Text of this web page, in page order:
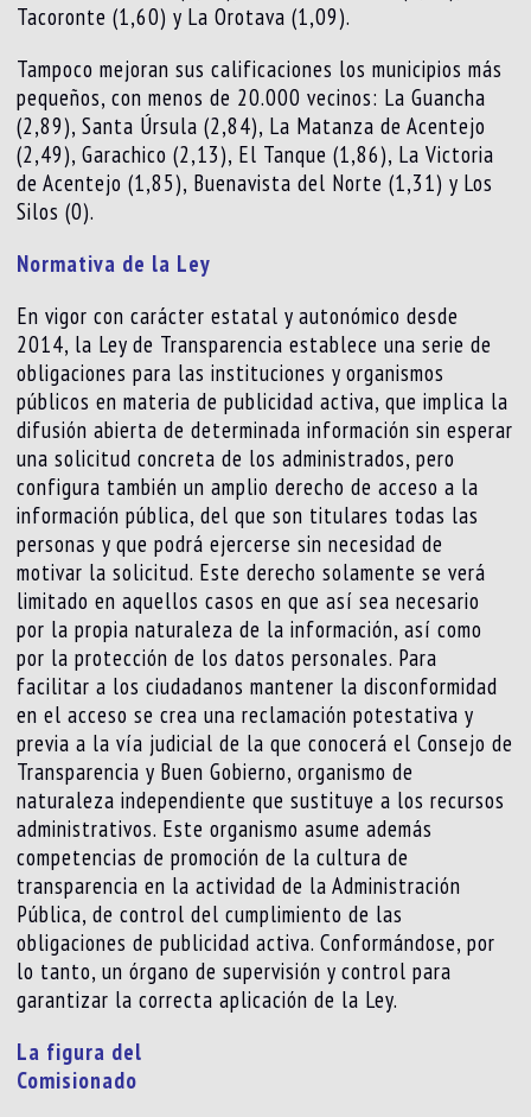
Tacoronte (1,60) y La Orotava (1,09).
Tampoco mejoran sus calificaciones los municipios más
pequeños, con menos de 20.000 vecinos: La Guancha
(2,89), Santa Úrsula (2,84), La Matanza de Acentejo
(2,49), Garachico (2,13), El Tanque (1,86), La Victoria
de Acentejo (1,85), Buenavista del Norte (1,31) y Los
Silos (0).
Normativa de la Ley
En vigor con carácter estatal y autonómico desde
2014, la Ley de Transparencia establece una serie de
obligaciones para las instituciones y organismos
públicos en materia de publicidad activa, que implica la
difusión abierta de determinada información sin esperar
una solicitud concreta de los administrados, pero
configura también un amplio derecho de acceso a la
información pública, del que son titulares todas las
personas y que podrá ejercerse sin necesidad de
motivar la solicitud. Este derecho solamente se verá
limitado en aquellos casos en que así sea necesario
por la propia naturaleza de la información, así como
por la protección de los datos personales. Para
facilitar a los ciudadanos mantener la disconformidad
en el acceso se crea una reclamación potestativa y
previa a la vía judicial de la que conocerá el Consejo de
Transparencia y Buen Gobierno, organismo de
naturaleza independiente que sustituye a los recursos
administrativos. Este organismo asume además
competencias de promoción de la cultura de
transparencia en la actividad de la Administración
Pública, de control del cumplimiento de las
obligaciones de publicidad activa. Conformándose, por
lo tanto, un órgano de supervisión y control para
garantizar la correcta aplicación de la Ley.
La figura del
Comisionado